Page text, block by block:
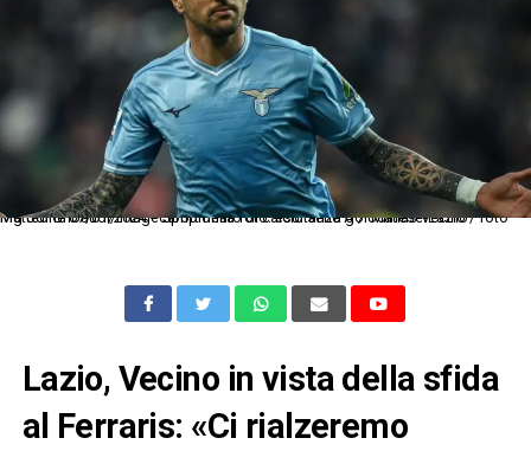
Mg Udine 07/01/2024 - campionato di calcio serie A / Udinese-Lazio / foto Matteo Gribaudi/Image Sport nella foto: esultanza gol Matias Vecino
Lazio, Vecino in vista della sfida
al Ferraris: «Ci rialzeremo